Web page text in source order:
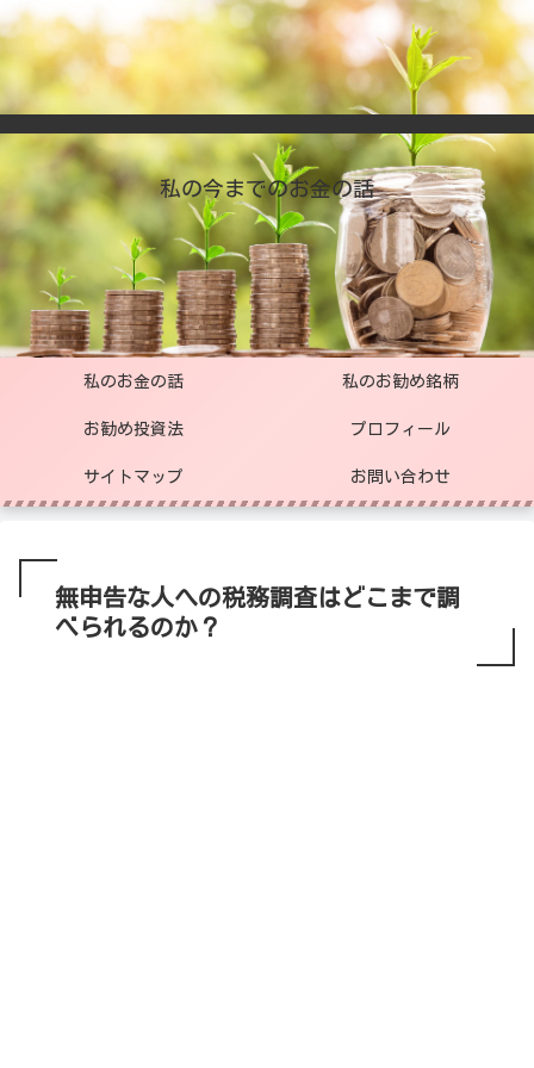
私の今までのお金の話
私のお金の話 私のお勧め銘柄
お勧め投資法 プロフィール
サイトマップ お問い合わせ
無申告な人への税務調査はどこまで調
べられるのか？